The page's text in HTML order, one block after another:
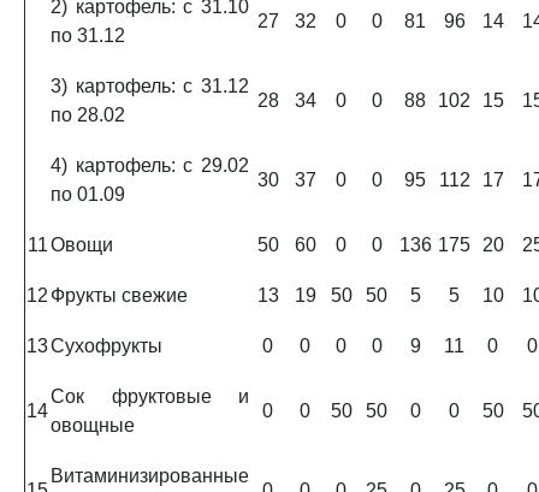
2) картофель: с 31.10
по 31.12
27 32 0 0 81 96 14
3) картофель: с 31.12
по 28.02
28 34 0 0 88 102 15
4) картофель: с 29.02
по 01.09
30 37 0 0 95 112 17
11Овощи 50 60 0 0 136 175 20
12 Фрукты свежие 13 19 50 50 5 5 10
13Сухофрукты 0 0 0 0 9 11 0 0
14
Сок фруктовые и
овощные
0 0 50 50 0 0 50
Витаминизированные